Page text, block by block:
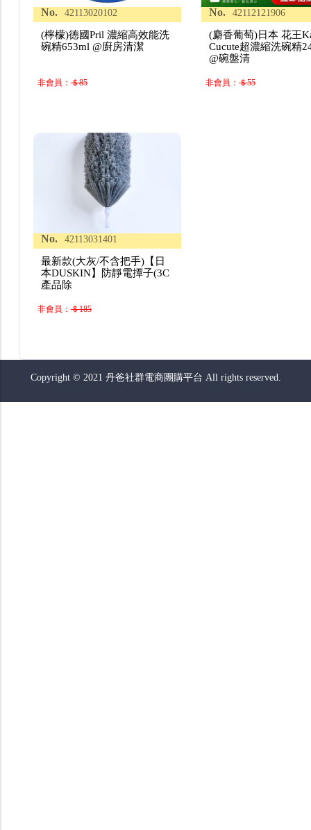
No. 42113020102
(檸檬)德國Pril 濃縮高效能洗
碗精653ml @廚房清潔
非會員：＄85
No. 42112121906
(麝香葡萄)日本 花王
Cucute超濃縮洗碗精
@碗盤清
非會員：＄55
No. 42113031401
最新款(大灰/不含把手)【日
本DUSKIN】防靜電撢子(3C
產品除
非會員：＄185
Copyright © 2021 丹爸社群電商團購平台 All rights reserved.